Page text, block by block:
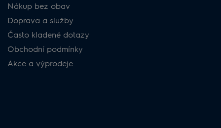
Nákup bez obav
Doprava a služby
Často kladené dotazy
Obchodní podmínky
Akce a výprodeje